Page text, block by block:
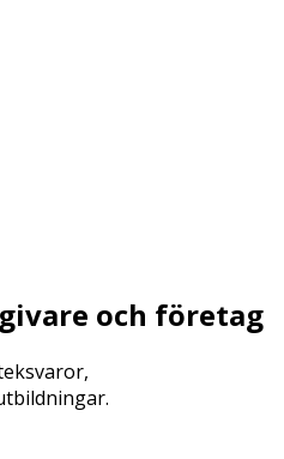
och företag